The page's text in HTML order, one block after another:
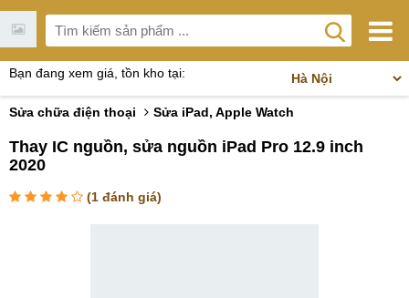
Bạn đang xem giá, tồn kho tại:
Sửa chữa điện thoại Sửa iPad, Apple Watch
Thay IC nguồn, sửa nguồn iPad Pro 12.9 inch
2020
(1 đánh giá)